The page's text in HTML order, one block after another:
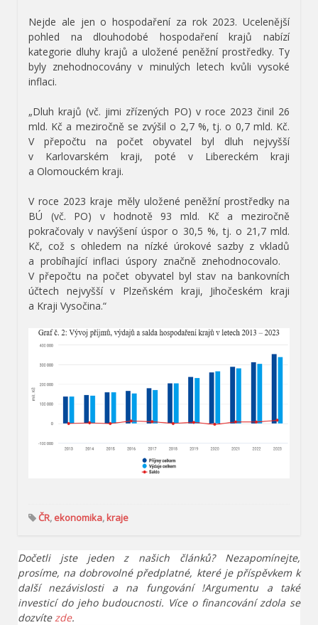
Nejde ale jen o hospodaření za rok 2023. Ucelenější
pohled na dlouhodobé hospodaření krajů nabízí
kategorie dluhy krajů a uložené peněžní prostředky. Ty
byly znehodnocovány v minulých letech kvůli vysoké
inflaci.
„Dluh krajů (vč. jimi zřízených PO) v roce 2023 činil 26
mld. Kč a meziročně se zvýšil o 2,7 %, tj. o 0,7 mld. Kč.
V přepočtu na počet obyvatel byl dluh nejvyšší
v Karlovarském kraji, poté v Libereckém kraji
a Olomouckém kraji.
V roce 2023 kraje měly uložené peněžní prostředky na
BÚ (vč. PO) v hodnotě 93 mld. Kč a meziročně
pokračovaly v navýšení úspor o 30,5 %, tj. o 21,7 mld.
Kč, což s ohledem na nízké úrokové sazby z vkladů
a probíhající inflaci úspory značně znehodnocovalo.
V přepočtu na počet obyvatel byl stav na bankovních
účtech nejvyšší v Plzeňském kraji, Jihočeském kraji
a Kraji Vysočina.“
ČR, ekonomika,kraje
Dočetli jste jeden z našich článků? Nezapomínejte,
prosíme, na dobrovolné předplatné, které je příspěvkem k
další nezávislosti a na fungování !Argumentu a také
investicí do jeho budoucnosti. Více o financování zdola se
dozvítezde.